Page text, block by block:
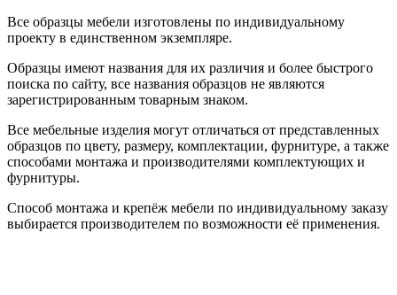
Все образцы мебели изготовлены по индивидуальному
проекту в единственном экземпляре.
Образцы имеют названия для их различия и более быстрого
поиска по сайту, все названия образцов не являются
зарегистрированным товарным знаком.
Все мебельные изделия могут отличаться от представленных
образцов по цвету, размеру, комплектации, фурнитуре, а также
способами монтажа и производителями комплектующих и
фурнитуры.
Способ монтажа и крепёж мебели по индивидуальному заказу
выбирается производителем по возможности её применения.